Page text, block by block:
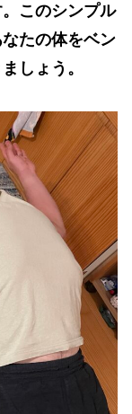
このシンプル
たの体をベン
しょう。